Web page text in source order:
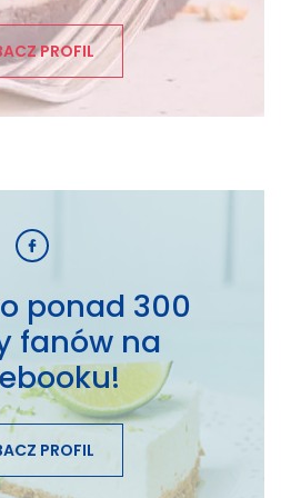
PROFIL
ponad 300
fanów na
PROFIL